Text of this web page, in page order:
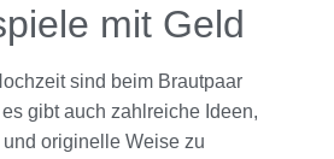
mit Geld
sind beim Brautpaar
gibt auch zahlreiche Ideen,
originelle Weise zu